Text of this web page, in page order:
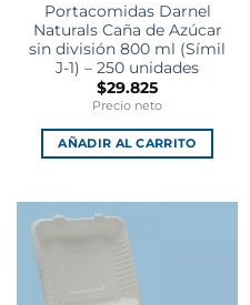
Portacomidas Darnel
Naturals Caña de Azúcar
sin división 800 ml (Símil
J-1) – 250 unidades
$29.825
Precio neto
AÑADIR AL CARRITO